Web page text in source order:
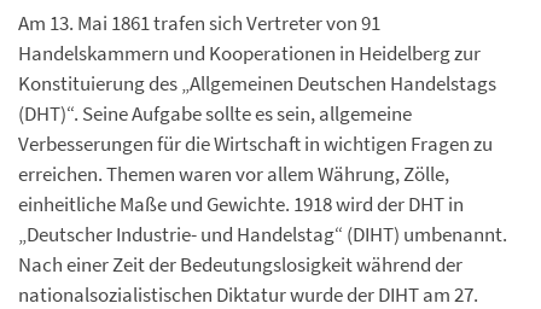
Am 13. Mai 1861 trafen sich Vertreter von 91
Handelskammern und Kooperationen in Heidelberg zur
Konstituierung des „Allgemeinen Deutschen Handelstags
(DHT)“. Seine Aufgabe sollte es sein, allgemeine
Verbesserungen für die Wirtschaft in wichtigen Fragen zu
erreichen. Themen waren vor allem Währung, Zölle,
einheitliche Maße und Gewichte. 1918 wird der DHT in
„Deutscher Industrie- und Handelstag“ (DIHT) umbenannt.
Nach einer Zeit der Bedeutungslosigkeit während der
nationalsozialistischen Diktatur wurde der DIHT am 27.